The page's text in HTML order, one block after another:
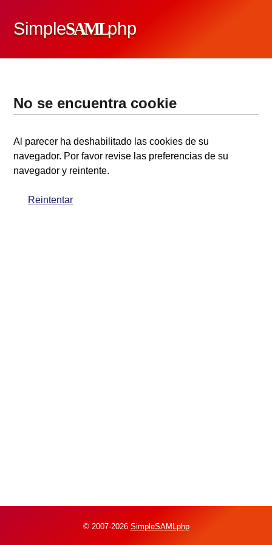
SimpleSAMLphp
No se encuentra cookie
Al parecer ha deshabilitado las cookies de su
navegador. Por favor revise las preferencias de su
navegador y reintente.
Reintentar
© 2007-2026 SimpleSAMLphp